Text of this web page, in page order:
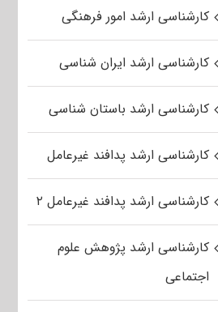
کارشناسی ارشد امور فرهنگی
کارشناسی ارشد ایران شناسی
کارشناسی ارشد باستان شناسی
کارشناسی ارشد پدافند غیرعامل
کارشناسی ارشد پدافند غیرعامل ۲
کارشناسی ارشد پژوهش علوم
اجتماعی